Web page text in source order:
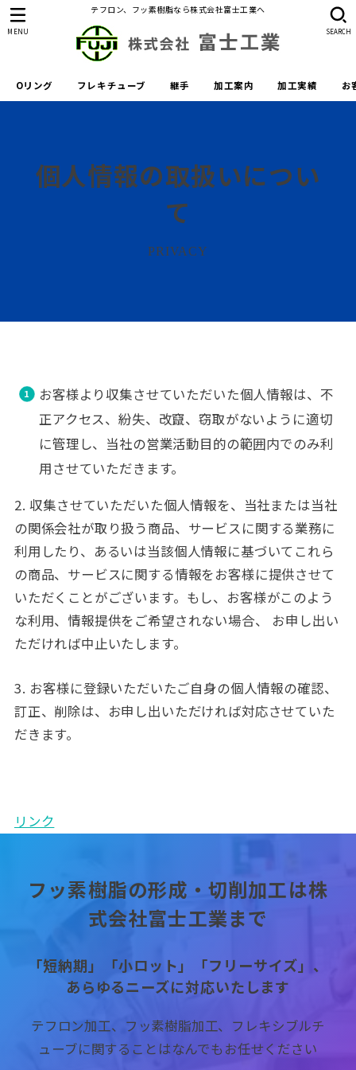
テフロン、フッ素樹脂なら株式会社富士工業へ
Oリング フレキチューブ 継手 加工案内 加工実績 お
SEARCH
MENU
個人情報の取扱いについ
て
PRIVACY
お客様より収集させていただいた個人情報は、不
正アクセス、紛失、改竄、窃取がないように適切
に管理し、当社の営業活動目的の範囲内でのみ利
用させていただきます。
2. 収集させていただいた個人情報を、当社または当社
の関係会社が取り扱う商品、サービスに関する業務に
利用したり、あるいは当該個人情報に基づいてこれら
の商品、サービスに関する情報をお客様に提供させて
いただくことがございます。もし、お客様がこのよう
な利用、情報提供をご希望されない場合、 お申し出い
ただければ中止いたします。
3. お客様に登録いただいたご自身の個人情報の確認、
訂正、削除は、お申し出いただければ対応させていた
だきます。
リンク
フッ素樹脂の形成・切削加工は株
式会社富士工業まで
「短納期」「小ロット」「フリーサイズ」、
あらゆるニーズに対応いたします
テフロン加工、フッ素樹脂加工、フレキシブルチ
ューブに関することはなんでもお任せください